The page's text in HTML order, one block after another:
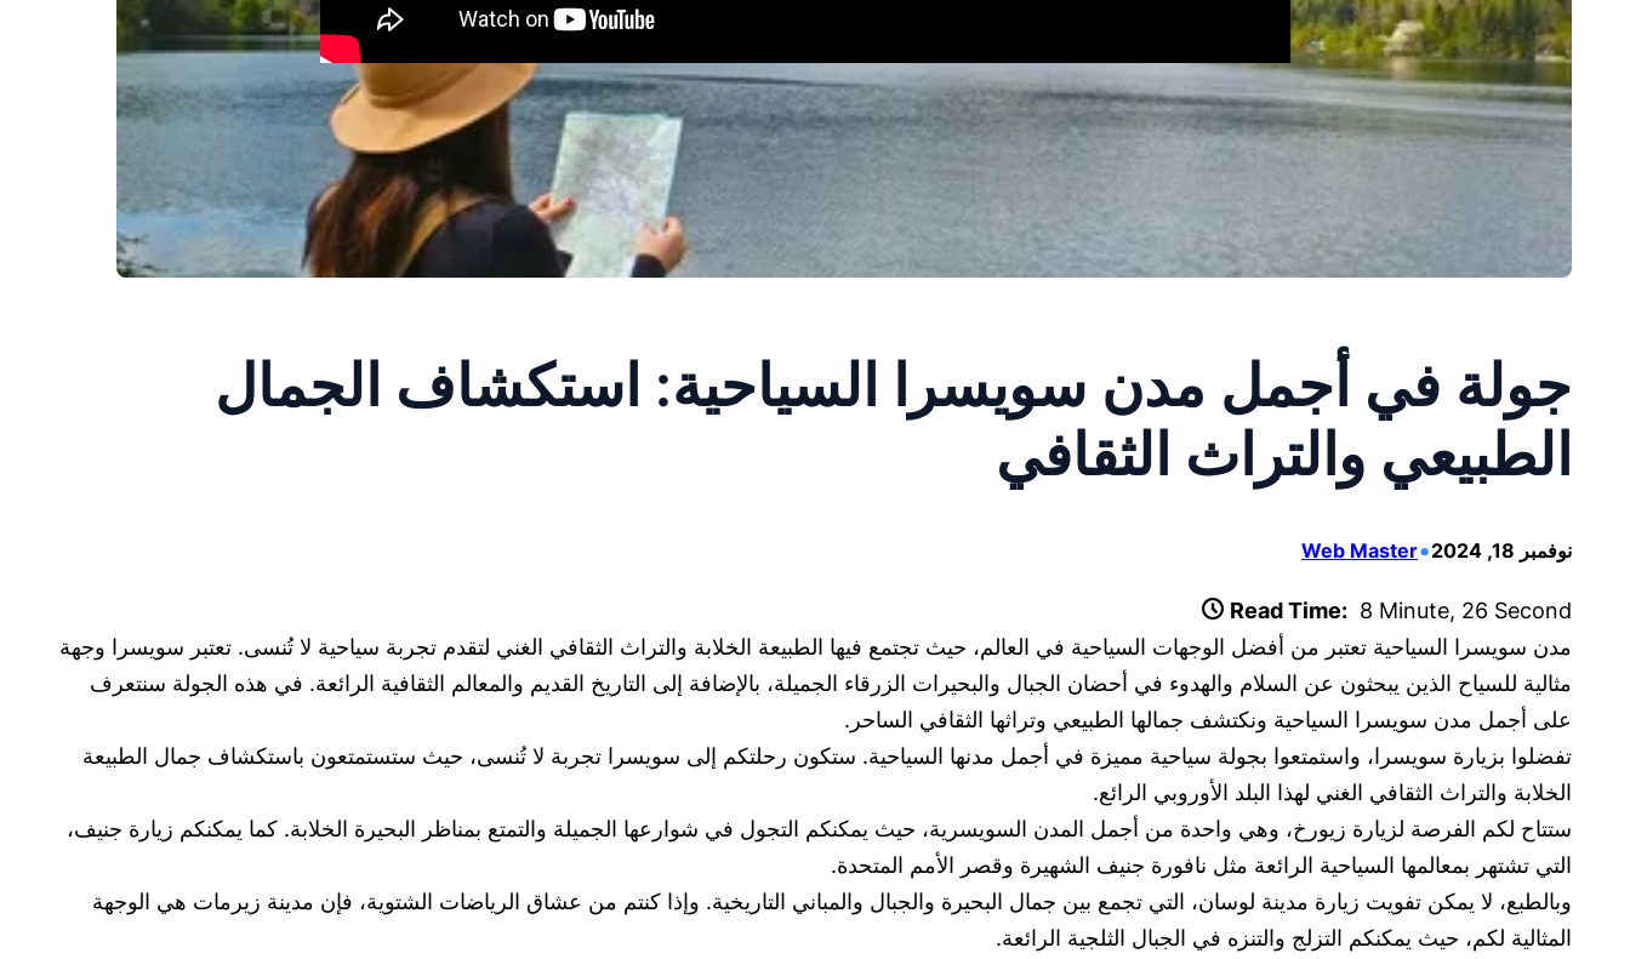
جولة في أجمل مدن سويسرا السياحية: استكشاف الجمال
الطبيعي والتراث الثقافي
نوفمبر 18, 2024 •
Web Master
Read Time: 8 Minute, 26 Second
مدن سويسرا السياحية تعتبر من أفضل الوجهات السياحية في العالم، حيث تجتمع فيها الطبيعة الخلابة والتراث الثقافي الغني لتقدم تجربة سياحية لا تُنسى. تعتبر سويسرا وجهة
مثالية للسياح الذين يبحثون عن السلام والهدوء في أحضان الجبال والبحيرات الزرقاء الجميلة، بالإضافة إلى التاريخ القديم والمعالم الثقافية الرائعة. في هذه الجولة سنتعرف
على أجمل مدن سويسرا السياحية ونكتشف جمالها الطبيعي وتراثها الثقافي الساحر.
تفضلوا بزيارة سويسرا، واستمتعوا بجولة سياحية مميزة في أجمل مدنها السياحية. ستكون رحلتكم إلى سويسرا تجربة لا تُنسى، حيث ستستمتعون باستكشاف جمال الطبيعة
الخلابة والتراث الثقافي الغني لهذا البلد الأوروبي الرائع.
ستتاح لكم الفرصة لزيارة زيورخ، وهي واحدة من أجمل المدن السويسرية، حيث يمكنكم التجول في شوارعها الجميلة والتمتع بمناظر البحيرة الخلابة. كما يمكنكم زيارة جنيف،
التي تشتهر بمعالمها السياحية الرائعة مثل نافورة جنيف الشهيرة وقصر الأمم المتحدة.
وبالطبع، لا يمكن تفويت زيارة مدينة لوسان، التي تجمع بين جمال البحيرة والجبال والمباني التاريخية. وإذا كنتم من عشاق الرياضات الشتوية، فإن مدينة زيرمات هي الوجهة
المثالية لكم، حيث يمكنكم التزلج والتنزه في الجبال الثلجية الرائعة.